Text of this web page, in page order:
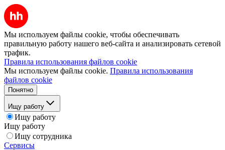
Мы используем файлы cookie, чтобы обеспечивать
правильную работу нашего веб-сайта и анализировать сетевой
трафик.
Правила использования файлов cookie
Мы используем файлы cookie. Правила использования
файлов cookie
Понятно
Ищу работу
Ищу работу
Ищу работу
Ищу сотрудника
Сервисы